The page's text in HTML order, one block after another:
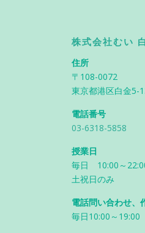
株式会社むい
住所
〒108-0072
東京都港区白金5-
電話番号
03-6318-5858
授業日
毎日 10:00～
土祝日のみ
電話問い合わせ、
毎日10:00～19:00